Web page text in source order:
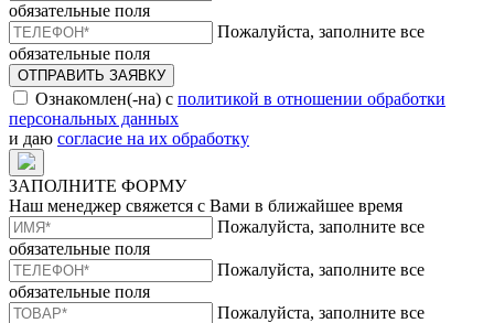
обязательные поля
Пожалуйста, заполните все
обязательные поля
ОТПРАВИТЬ ЗАЯВКУ
Ознакомлен(-на) с политикой в отношении обработки
персональных данных
и даю согласие на их обработку
ЗАПОЛНИТЕ ФОРМУ
Наш менеджер свяжется с Вами в ближайшее время
Пожалуйста, заполните все
обязательные поля
Пожалуйста, заполните все
обязательные поля
Пожалуйста, заполните все